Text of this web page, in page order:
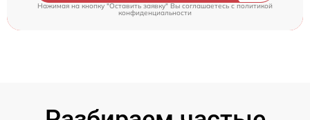
Нажимая на кнопку "Оставить заявку" Вы соглашаетесь cполитикой
конфиденциальности